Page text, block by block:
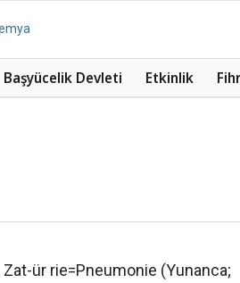
Başyücelik Devleti Etkinlik
Zat-ür rie=Pneumonie (Yunanca;